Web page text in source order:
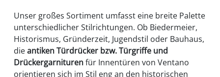
Unser großes Sortiment umfasst eine breite Palette
unterschiedlicher Stilrichtungen. Ob Biedermeier,
Historismus, Gründerzeit, Jugendstil oder Bauhaus,
dieantiken Türdrücker bzw. Türgriffe und
Drückergarniturenfür Innentüren von Ventano
orientieren sich im Stil eng an den historischen